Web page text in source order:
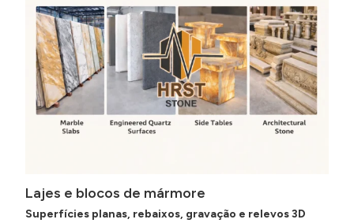
Lajes e blocos de mármore
Superfícies planas, rebaixos, gravação e relevos 3D